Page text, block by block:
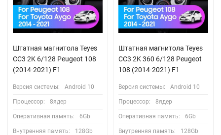
Штатная магнитола Teyes
CC3 2K 6/128 Peugeot 108
(2014-2021) F1
Версия системы: Android 10
Процессор: 8ядер
Оперативная память: 6Gb
Внутренняя память: 128Gb
Штатная магнитола Teyes
CC3 2K 360 6/128 Peugeot
108 (2014-2021) F1
Версия системы: Android 10
Процессор: 8ядер
Оперативная память: 6Gb
Внутренняя память: 128Gb